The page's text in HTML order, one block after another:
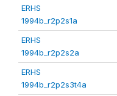
ERHS
1994b_r2p2s1a
ERHS
1994b_r2p2s2a
ERHS
1994b_r2p2s3t4a